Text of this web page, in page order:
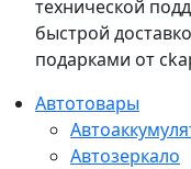
технической
быстрой
подарками от
Автотовары
Автозеркало